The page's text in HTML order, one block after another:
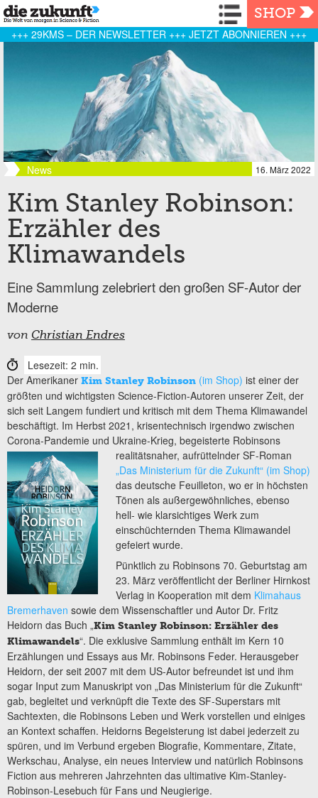
Navigation
SHOP
+++ 29KMS – DER NEWSLETTER +++ JETZT ABONNIEREN +++
News 16. März 2022
Kim Stanley Robinson:
Erzähler des
Klimawandels
Eine Sammlung zelebriert den großen SF-Autor der
Moderne
von Christian Endres
Lesezeit: 2 min.
Der Amerikaner Kim Stanley Robinson (im Shop) ist einer der
größten und wichtigsten Science-Fiction-Autoren unserer Zeit, der
sich seit Langem fundiert und kritisch mit dem Thema Klimawandel
beschäftigt. Im Herbst 2021, krisentechnisch irgendwo zwischen
Corona-Pandemie und Ukraine-Krieg, begeisterte Robinsons
realitätsnaher, aufrüttelnderSF-Roman
„Das Ministerium für die Zukunft“ (im Shop)
das deutsche Feuilleton, wo er in höchsten
Tönen als außergewöhnliches, ebenso
hell- wie klarsichtiges Werk zum
einschüchternden Thema Klimawandel
gefeiert wurde.
Pünktlich zu Robinsons 70. Geburtstag am
23. März veröffentlicht der Berliner Hirnkost
Verlag in Kooperation mit dem Klimahaus
Bremerhaven sowie dem Wissenschaftler und Autor Dr. Fritz
Heidorn das Buch „Kim Stanley Robinson: Erzähler des
Klimawandels“. Die exklusive Sammlung enthält im Kern 10
Erzählungen und Essays aus Mr. Robinsons Feder. Herausgeber
Heidorn, der seit 2007 mit dem US-Autor befreundet ist und ihm
sogar Input zum Manuskript von „Das Ministerium für die Zukunft“
gab, begleitet und verknüpft die Texte des SF-Superstars mit
Sachtexten, die Robinsons Leben und Werk vorstellen und einiges
an Kontext schaffen. Heidorns Begeisterung ist dabei jederzeit zu
spüren, und im Verbund ergeben Biografie, Kommentare, Zitate,
Werkschau, Analyse, ein neues Interview und natürlich Robinsons
Fiction aus mehreren Jahrzehnten das ultimative Kim-Stanley-
Robinson-Lesebuch für Fans und Neugierige.